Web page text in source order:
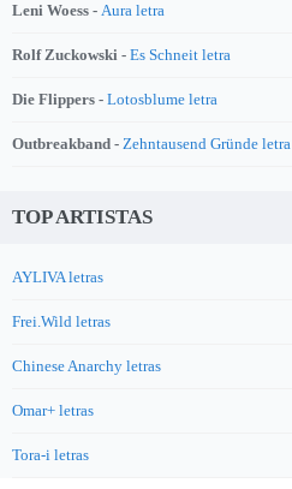
Leni Woess - Aura letra
Rolf Zuckowski - Es Schneit letra
Die Flippers - Lotosblume letra
Outbreakband - Zehntausend Gründe letra
TOP ARTISTAS
AYLIVA letras
Frei.Wild letras
Chinese Anarchy letras
Omar+ letras
Tora-i letras